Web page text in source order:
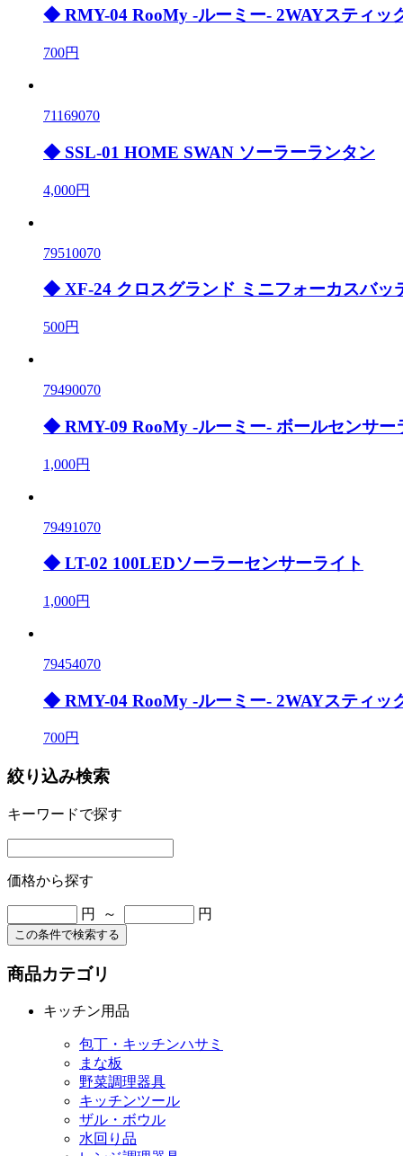
◆ RMY-04 RooMy -ルーミー- 2WAYスティッ
700円
71169070
◆ SSL-01 HOME SWAN ソーラーランタン
4,000円
79510070
◆ XF-24 クロスグランド ミニフォーカスバッ
500円
79490070
◆ RMY-09 RooMy -ルーミー- ボールセンサー
1,000円
79491070
◆ LT-02 100LEDソーラーセンサーライト
1,000円
79454070
◆ RMY-04 RooMy -ルーミー- 2WAYスティッ
700円
絞り込み検索
キーワードで探す
価格から探す
円 ～ 円
この条件で検索する
商品カテゴリ
キッチン用品
包丁・キッチンハサミ
まな板
野菜調理器具
キッチンツール
ザル・ボウル
水回り品